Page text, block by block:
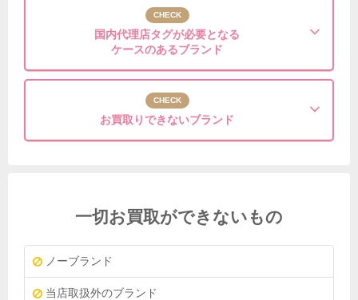
CHECK
国内代理店タグが必要となる
ケースのあるブランド
CHECK
お買取りできないブランド
一切お買取ができないもの
ノーブランド
当店取扱外のブランド